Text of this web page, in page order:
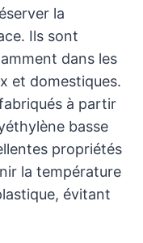
la
Ils sont
dans les
et domestiques.
à partir
basse
propriétés
la température
évitant